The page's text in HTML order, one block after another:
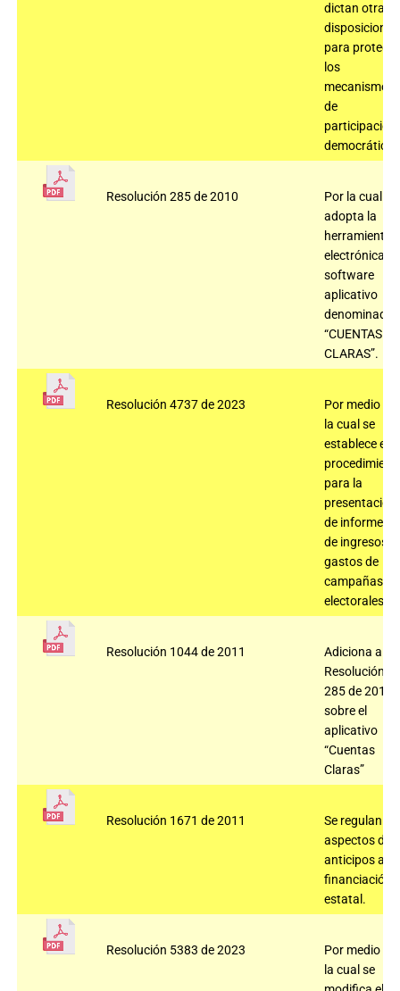
dictan otras
disposiciones
para proteger
los
mecanismos
de
participación
democrática
Resolución 285 de 2010
Por la cual se
adopta la
herramienta
electrónica,
software
aplicativo
denominado
“CUENTAS
CLARAS”.
Resolución 4737 de 2023
Por medio de
la cual se
establece el
para la
presentación
de informes
de ingresos y
gastos de
campañas
electorales.
Resolución 1044 de 2011
Adiciona a la
Resolución
285 de 2010
sobre el
aplicativo
“Cuentas
Claras”
Resolución 1671 de 2011
Se regulan
aspectos de
anticipos a la
financiación
estatal.
Resolución 5383 de 2023
Por medio de
la cual se